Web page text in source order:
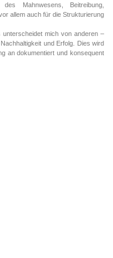
Mahnwesens, Beitreibung,
allem auch für die Strukturierung
unterscheidet mich von anderen –
und Erfolg. Dies wird
an dokumentiert und konsequent